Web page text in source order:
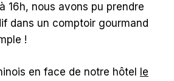
16h, nous avons pu prendre
dans un comptoir gourmand
!
en face de notre hôtel le